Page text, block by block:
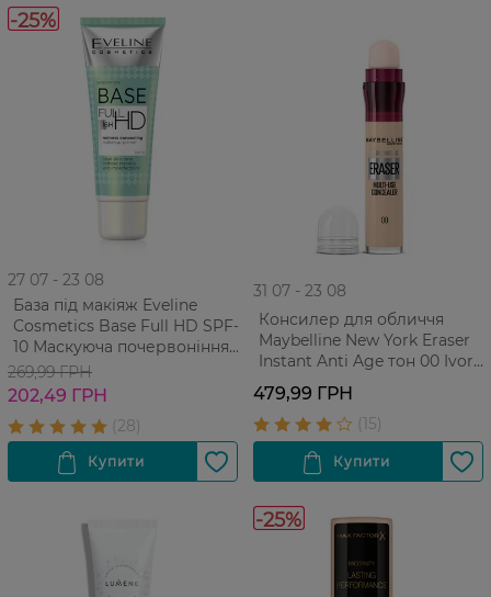
-25%
27 07 - 23 08
База під макіяж Eveline
Cosmetics Base Full HD SPF-
10 Маскуюча почервоніння
30 мл
269,99 ГРН
202,49 ГРН
31 07 - 23 08
Консилер для обличчя
Maybelline New York Eraser
Instant Anti Age тон 00 Ivory
479,99 ГРН
-25%